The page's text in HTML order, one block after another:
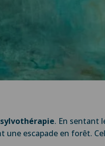
. En sentant
escapade en forêt.